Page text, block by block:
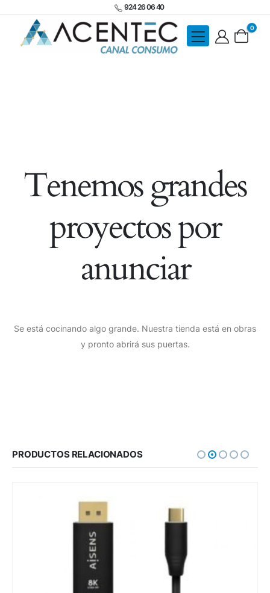
924 26 06 40
0
Tenemos grandes
proyectos por
anunciar
Se está cocinando algo grande. Nuestra tienda está en obras
y pronto abrirá sus puertas.
PRODUCTOS RELACIONADOS